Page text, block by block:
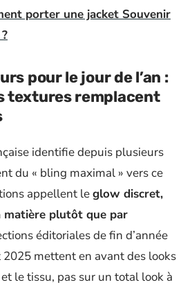
porter une jacket Souvenir
pour le jour de l’an :
textures remplacent
identifie depuis plusieurs
du « bling maximal » vers ce
appellent leglow discret,
matière plutôt que par
éditoriales de fin d’année
mettent en avant des looks
le tissu, pas sur un total look à